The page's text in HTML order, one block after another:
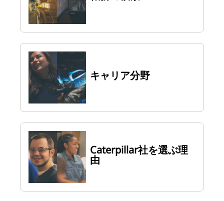
キャリア分野
Caterpillar社を選ぶ理
由